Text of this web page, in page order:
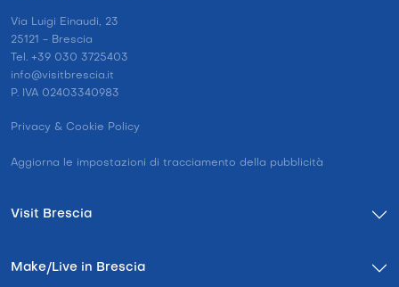
Via Luigi Einaudi, 23
25121 - Brescia
Tel. +39 030 3725403
info@visitbrescia.it
P. IVA 02403340983
Privacy & Cookie Policy
Aggiorna le impostazioni di tracciamento della pubblicità
Visit Brescia
Make/Live in Brescia